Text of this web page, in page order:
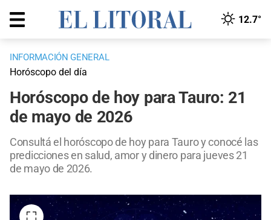
12.7°
INFORMACIÓN GENERAL
Horóscopo del día
Horóscopo de hoy para Tauro: 21
de mayo de 2026
Consultá el horóscopo de hoy para Tauro y conocé las
predicciones en salud, amor y dinero para jueves 21
de mayo de 2026.